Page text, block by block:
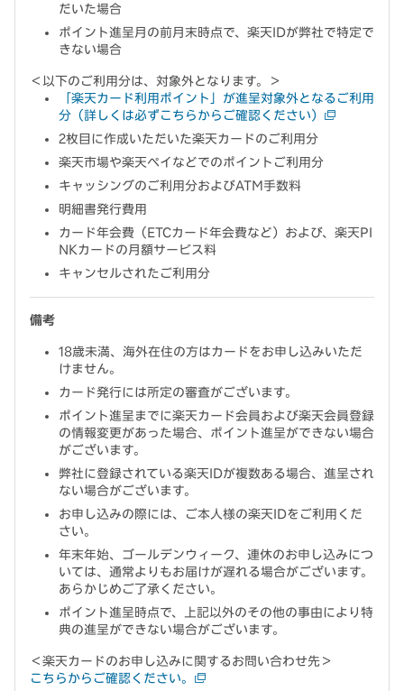
だいた場合
ポイント進呈月の前月末時点で、楽天IDが弊社で特定で
きない場合
＜以下のご利用分は、対象外となります。＞
「楽天カード利用ポイント」が進呈対象外となるご利用
分（詳しくは必ずこちらからご確認ください）
2枚目に作成いただいた楽天カードのご利用分
楽天市場や楽天ペイなどでのポイントご利用分
キャッシングのご利用分およびATM手数料
明細書発行費用
カード年会費（ETCカード年会費など）および、楽天PI
NKカードの月額サービス料
キャンセルされたご利用分
備考
18歳未満、海外在住の方はカードをお申し込みいただ
けません。
カード発行には所定の審査がございます。
ポイント進呈までに楽天カード会員および楽天会員登録
の情報変更があった場合、ポイント進呈ができない場合
がございます。
弊社に登録されている楽天IDが複数ある場合、進呈され
ない場合がございます。
お申し込みの際には、ご本人様の楽天IDをご利用くだ
さい。
年末年始、ゴールデンウィーク、連休のお申し込みにつ
いては、通常よりもお届けが遅れる場合がございます。
あらかじめご了承ください。
ポイント進呈時点で、上記以外のその他の事由により特
典の進呈ができない場合がございます。
＜楽天カードのお申し込みに関するお問い合わせ先＞
こちらからご確認ください。